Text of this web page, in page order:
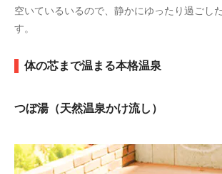
空いているいるので、静かにゆったり過ごし
す。
体の芯まで温まる本格温泉
つぼ湯（天然温泉かけ流し）